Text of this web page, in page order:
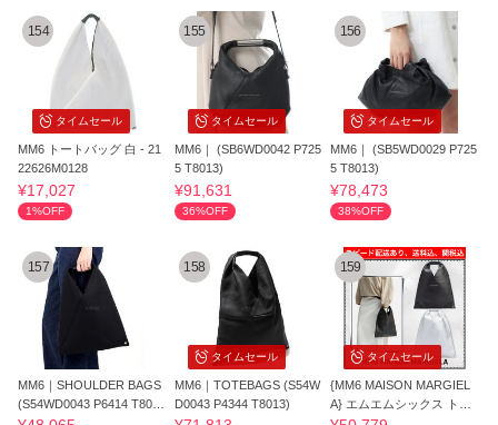
タイムセール
154
MM6 トートバッグ 白 - 21
22626M0128
¥17,027
1%OFF
タイムセール
155
MM6｜ (SB6WD0042 P725
5 T8013)
¥91,631
36%OFF
タイムセール
156
MM6｜ (SB5WD0029 P725
5 T8013)
¥78,473
38%OFF
157
MM6｜SHOULDER BAGS
(S54WD0043 P6414 T801
タイムセール
158
MM6｜TOTEBAGS (S54W
D0043 P4344 T8013)
タイムセール
159
{MM6 MAISON MARGIEL
A} エムエムシックス トー